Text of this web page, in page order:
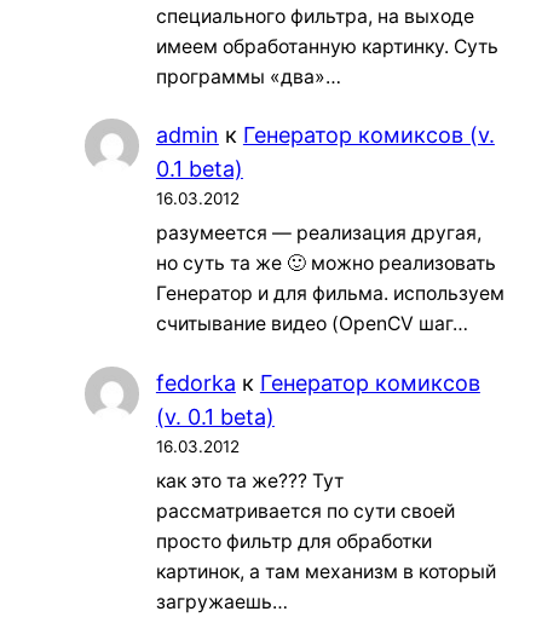
специального фильтра, на выходе
имеем обработанную картинку. Суть
программы «два»…
admin к Генератор комиксов (v.
0.1 beta)
16.03.2012
разумеется — реализация другая,
но суть та же 🙂 можно реализовать
Генератор и для фильма. используем
считывание видео (OpenCV шаг…
fedorka к Генератор комиксов
(v. 0.1 beta)
16.03.2012
как это та же??? Тут
рассматривается по сути своей
просто фильтр для обработки
картинок, а там механизм в который
загружаешь…